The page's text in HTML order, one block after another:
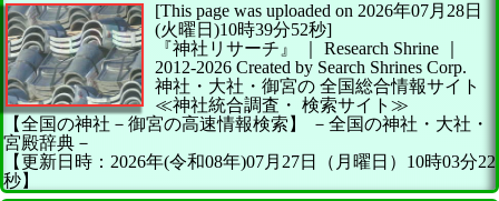
[This page was uploaded on 2026年07月28日
(火曜日)10時39分52秒]
『神社リサーチ』 ｜ Research Shrine
2012-2026 Created by Search Shrines Corp.
神社・大社・御宮の 全国総合情報サイト
≪神社統合調査・ 検索サイト≫
【全国の神社－御宮の高速情報検索】
－全国の神社・大社・
宮殿辞典－
【更新日時：2026年(令和08年)07月27日（月曜日）10時03分22
秒】